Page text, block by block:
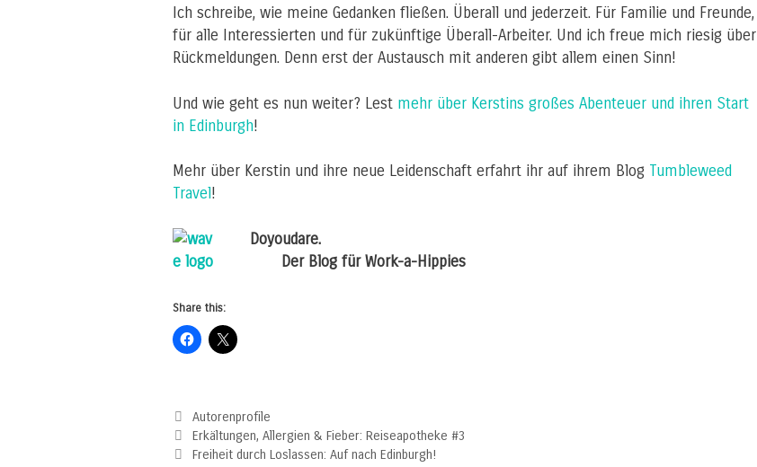
Ich schreibe, wie meine Gedanken fließen. Überall und jederzeit. Für Familie und Freunde,
für alle Interessierten und für zukünftige Überall-Arbeiter. Und ich freue mich riesig über
Rückmeldungen. Denn erst der Austausch mit anderen gibt allem einen Sinn!
Und wie geht es nun weiter? Lest mehr über Kerstins großes Abenteuer und ihren Start
in Edinburgh!
Mehr über Kerstin und ihre neue Leidenschaft erfahrt ihr auf ihrem Blog Tumbleweed
Travel!
Doyoudare.
Der Blog für Work-a-Hippies
Share this:
Categories
Autorenprofile
Erkältungen, Allergien & Fieber: Reiseapotheke #3
Freiheit durch Loslassen: Auf nach Edinburgh!